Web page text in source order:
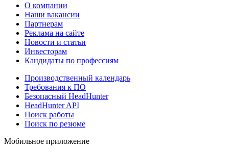
О компании
Наши вакансии
Партнерам
Реклама на сайте
Новости и статьи
Инвесторам
Кандидаты по профессиям
Производственный календарь
Требования к ПО
Безопасный HeadHunter
HeadHunter API
Поиск работы
Поиск по резюме
Мобильное приложение